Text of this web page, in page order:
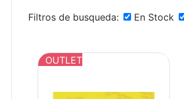
Filtros de busqueda:
En Stock
OUTLET